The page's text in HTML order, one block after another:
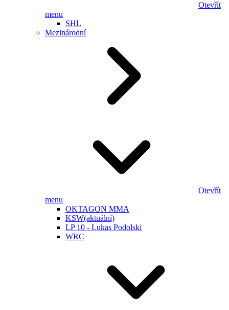
Otevřít
menu
SHL
Mezinárodní
Otevřít
menu
OKTAGON MMA
KSW(aktuální)
LP 10 - Lukas Podolski
WRC